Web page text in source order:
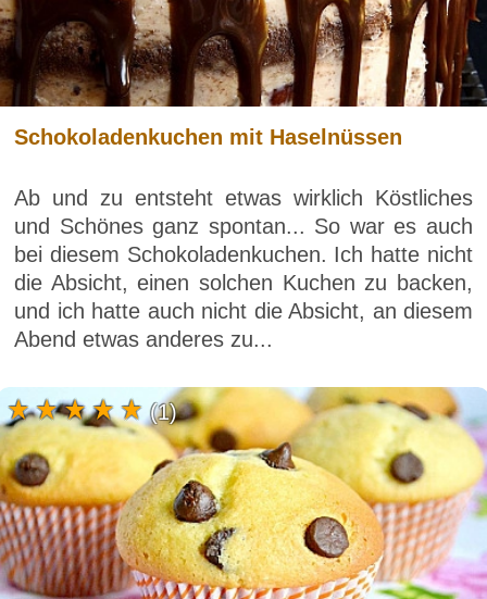
Schokoladenkuchen mit Haselnüssen
Ab und zu entsteht etwas wirklich Köstliches
und Schönes ganz spontan... So war es auch
bei diesem Schokoladenkuchen. Ich hatte nicht
die Absicht, einen solchen Kuchen zu backen,
und ich hatte auch nicht die Absicht, an diesem
Abend etwas anderes zu...
(1)